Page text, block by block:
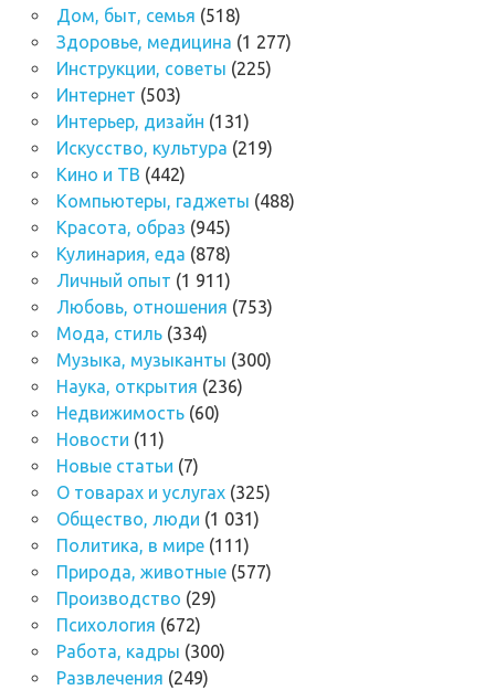
Дом, быт, семья (518)
Здоровье, медицина (1 277)
Инструкции, советы (225)
Интернет (503)
Интерьер, дизайн (131)
Искусство, культура (219)
Кино и ТВ (442)
Компьютеры, гаджеты (488)
Красота, образ (945)
Кулинария, еда (878)
Личный опыт (1 911)
Любовь, отношения (753)
Мода, стиль(334)
Музыка, музыканты (300)
Наука, открытия (236)
Недвижимость(60)
Новости (11)
Новые статьи (7)
О товарах и услугах(325)
Общество, люди (1 031)
Политика, в мире(111)
Природа, животные(577)
Производство (29)
Психология (672)
Работа, кадры (300)
Развлечения (249)